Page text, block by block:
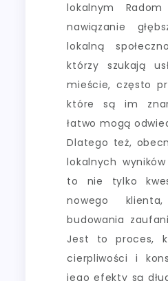
lokalnym
nawiązanie
lokalną
którzy szukają
mieście, często
które są im
łatwo mogą
Dlatego też,
lokalnych
to nie tylko
nowego
budowania
Jest to proces,
cierpliwości i
jego efekty są